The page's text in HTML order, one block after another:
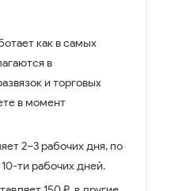
как в самых
в
и торговых
в момент
2–3 рабочих дня, по
ти рабочих дней.